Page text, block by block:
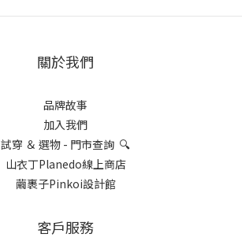
關於我們
品牌故事
加入我們
試穿 ＆ 選物 - 門市查詢 🔍
山衣丁Planedo線上商店
繭裹子Pinkoi設計館
客戶服務